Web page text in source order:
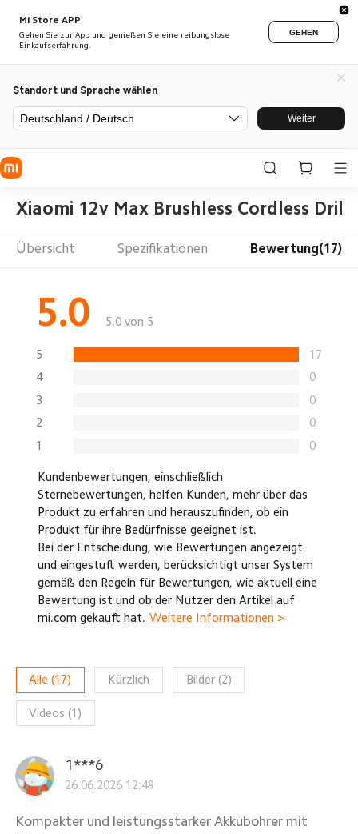
Mi Store APP
Gehen Sie zur App und genießen Sie eine reibungslose
Einkaufserfahrung.
GEHEN
Standort und Sprache wählen
Deutschland / Deutsch Weiter
Xiaomi 12v Max Brushless Cordless Drill
Übersicht Spezifikationen Bewertung(17)
5.0 5.0 von 5
5
17
4
0
3
0
2
0
1
0
Kundenbewertungen, einschließlich
Sternebewertungen, helfen Kunden, mehr über das
Produkt zu erfahren und herauszufinden, ob ein
Produkt für ihre Bedürfnisse geeignet ist.
Bei der Entscheidung, wie Bewertungen angezeigt
und eingestuft werden, berücksichtigt unser System
gemäß den Regeln für Bewertungen, wie aktuell eine
Bewertung ist und ob der Nutzer den Artikel auf
mi.com gekauft hat. Weitere Informationen >
Alle (17) Kürzlich Bilder(2)
Videos (1)
1***6
26.06.2026 12:49
Kompakter und leistungsstarker Akkubohrer mit